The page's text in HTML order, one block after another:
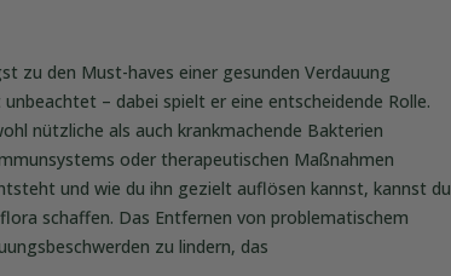
zu den Must-haves einer gesunden Verdauung
– dabei spielt er eine entscheidende Rolle.
nützliche als auch krankmachende Bakterien
oder therapeutischen Maßnahmen
und wie du ihn gezielt auflösen kannst, kannst du
schaffen. Das Entfernen von problematischem
zu lindern, das